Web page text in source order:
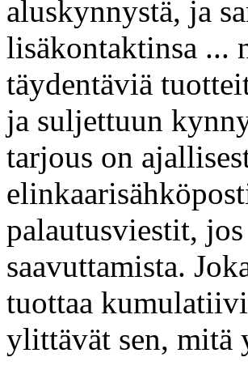
aluskynnystä, ja
lisäkontaktinsa ...
täydentäviä
ja suljettuun
tarjous on
palautusviestit,
saavuttamista.
tuottaa
ylittävät sen, mitä